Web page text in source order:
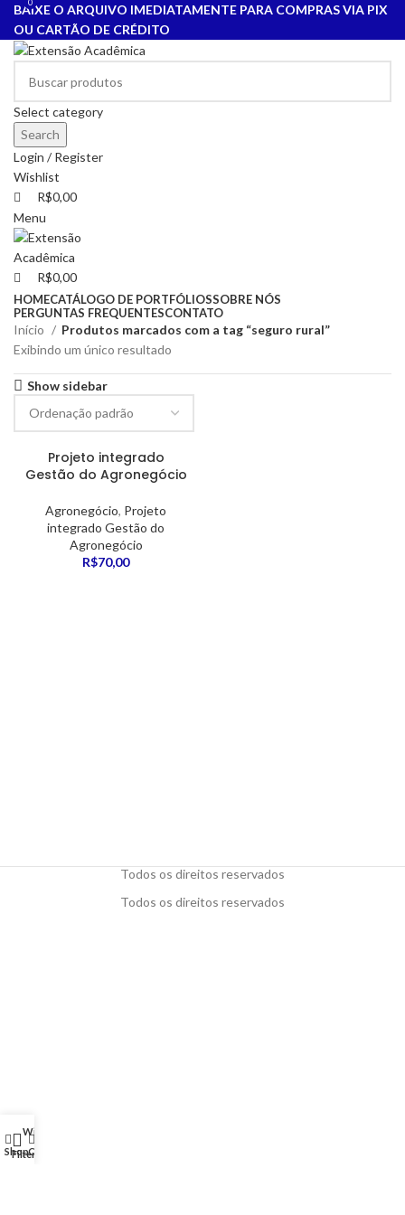
BAIXE O ARQUIVO IMEDIATAMENTE PARA COMPRAS VIA PIX
OU CARTÃO DE CRÉDITO
Select category
Search
Login / Register
Wishlist
0
R$0,00
Menu
0
R$0,00
HOMECATÁLOGO DE PORTFÓLIOSSOBRE NÓS
PERGUNTAS FREQUENTESCONTATO
Início
Produtos marcados com a tag “seguro rural”
Exibindo um único resultado
Show sidebar
Projeto integrado
Gestão do Agronegócio
Agronegócio, Projeto
integrado Gestão do
Agronegócio
R$70,00
Todos os direitos reservados
Todos os direitos reservados
Shop
Filters
Wishlist
Cart